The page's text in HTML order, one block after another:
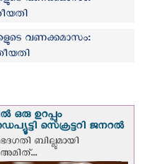
വണക്കമാസം:
ഒരു ഉറപ്പും
സെക്രട്ടറി ജനറല്‍
ബില്ലുമായി
അമിത്...